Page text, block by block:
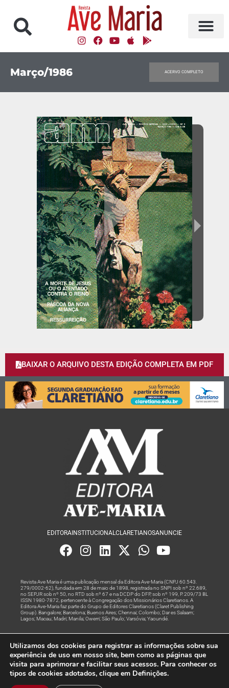
Março/1986 ACERVO COMPLETO
BAIXAR O ARQUIVO DESTA EDIÇÃO COMPLETA EM PDF
EDITORA INSTITUCIONALCLARETIANOSANUNCIE
Revista Ave Maria é uma publicação mensal da Editora Ave-Maria (CNPJ 60.543.
279/0002-62), fundada em 28 de maio de 1898, registrada no SNPI sob nº 22.689,
no SEPJR sob nº 50, no RTD sob nº 67 e na DCDP do DFP, sob nº 199, P. 209/73 BL
ISSN 1980-7872, pertencente à Congregação dos Missionários Claretianos. A
Editora Ave-Maria faz parte do Grupo de Editores Claretianos (Claret Publishing
Group). Bangalore; Barcelona; Buenos Aires; Chennai; Colombo; Dar es Salaam;
Lagos; Macau; Madri; Manila; Owerri; São Paulo; Varsóvia; Yaoundé.
Rede
© Todos os Direitos Reservados
Utilizamos dos cookies para registrar as informações sobre sua
experiência de uso em nosso site, bem como as páginas que
visita para aprimorar e facilitar seus acessos. Para conhecer os
tipos de cookies adotados, clique em Definições.